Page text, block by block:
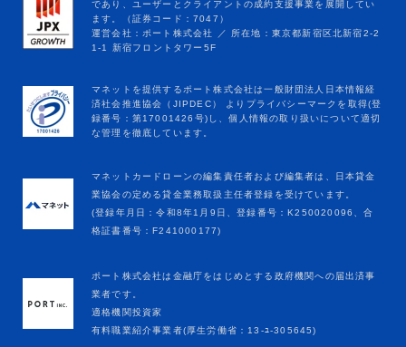
マネットカードローンの編集責任者および編集者は、日本貸金
業協会の定める貸金業務取扱主任者登録を受けています。
(登録年月日：令和8年1月9日、登録番号：K250020096、合
格証書番号：F241000177)
ポート株式会社は金融庁をはじめとする政府機関への届出済事
業者です。
適格機関投資家
有料職業紹介事業者(厚生労働省：13-ﾕ-305645)